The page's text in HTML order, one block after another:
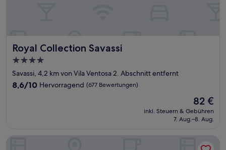
Royal Collection Savassi
Royal Collection Savassi
4.0-
Sterne-
Unterkunft
Savassi, 4,2 km von Vila Ventosa 2. Abschnitt entfernt
8.6
8,6/10 Hervorragend (677 Bewertungen)
Der
Preis
beträgt
82 €
inkl. Steuern & Gebühren
7. Aug.–8. Aug.
Via Contorno Hotel